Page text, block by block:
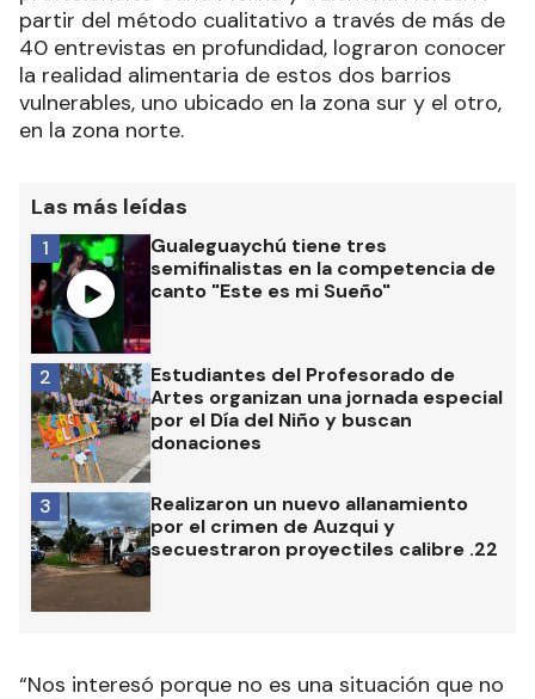
partir del método cualitativo a través de más de
40 entrevistas en profundidad, lograron conocer
la realidad alimentaria de estos dos barrios
vulnerables, uno ubicado en la zona sur y el otro,
en la zona norte.
Las más leídas
Gualeguaychú tiene tres
semifinalistas en la competencia de
canto "Este es mi Sueño"
1
Estudiantes del Profesorado de
Artes organizan una jornada especial
por el Día del Niño y buscan
donaciones
2
Realizaron un nuevo allanamiento
por el crimen de Auzqui y
secuestraron proyectiles calibre .22
3
“Nos interesó porque no es una situación que no